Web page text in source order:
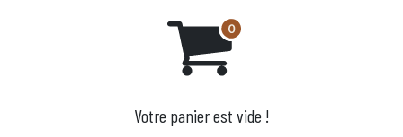
Votre panier est vide !